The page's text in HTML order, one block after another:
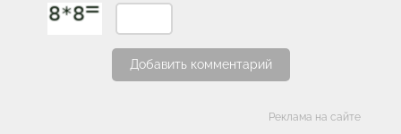
Добавить комментарий
Реклама на сайте